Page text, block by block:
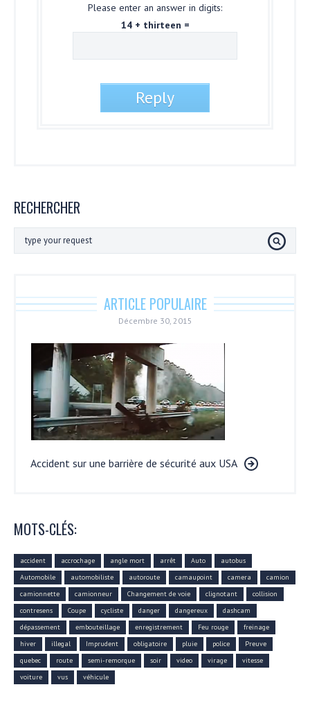
Please enter an answer in digits:
14 + thirteen =
RECHERCHER
ARTICLE POPULAIRE
Décembre 30, 2015
Accident sur une barrière de sécurité aux USA
MOTS-CLÉS:
accident accrochage angle mort arrêt Auto
autobus
Automobile
automobiliste autoroute camaupoint camera
camion
camionnette
camionneur Changement de voie clignotant
collision
contresens
Coupe cycliste danger dangereux
dashcam
dépassement
embouteillage enregistrement Feu rouge
freinage
hiver
illegal Imprudent obligatoire pluie police
Preuve
quebec
route semi-remorque soir video virage
vitesse
voiture
vus véhicule